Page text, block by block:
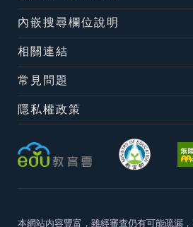
內嵌搜尋欄位說明
相關連結
常見問題
隱私權政策
本網站內容豐富，雖經審查仍有可能疏漏，